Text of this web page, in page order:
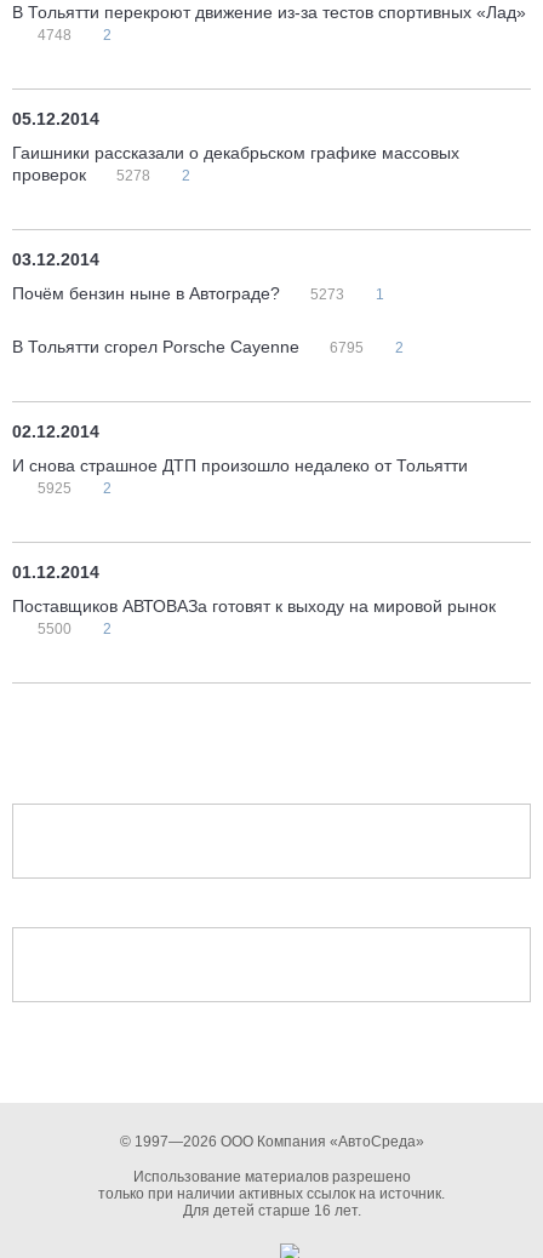
В Тольятти перекроют движение из-за тестов спортивных «Лад»
4748 2
05.12.2014
Гаишники рассказали о декабрьском графике массовых
проверок
5278 2
03.12.2014
Почём бензин ныне в Автограде?
5273 1
В Тольятти сгорел Porsche Cayenne 6795 2
02.12.2014
И снова страшное ДТП произошло недалеко от Тольятти
5925 2
01.12.2014
Поставщиков АВТОВАЗа готовят к выходу на мировой рынок
5500 2
© 1997—2026 ООО Компания «АвтоСреда»
Использование материалов разрешено
только при наличии активных ссылок на источник.
Для детей старше 16 лет.